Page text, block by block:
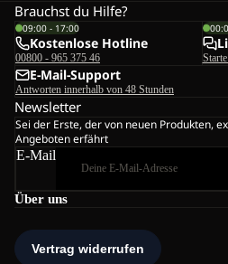
Über uns
Brauchst du Hilfe?
09:00 - 17:00
Kostenlose Hotline
00800 - 965 375 46
E-Mail-Support
Antworten innerhalb von 48 Stunden
Newsletter
Sei der Erste, der von neuen Produkten,
Angeboten erfährt
E-Mail